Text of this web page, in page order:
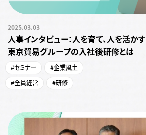
2025.03.03
人事インタビュー：人を育て、人を活かす
東京貿易グループの入社後研修とは
#セミナー
#企業風土
#全員経営
#研修